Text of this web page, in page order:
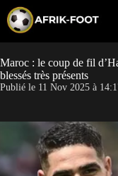
p
t
o
c
o
t
t
Maroc : le coup de fil
blessés très présents
Publié le 11 Nov 2025 à